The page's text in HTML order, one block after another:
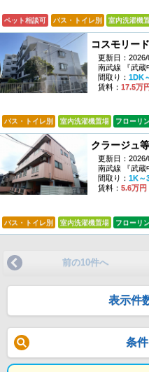
ペット相談可 バス・トイレ別 室内洗濯機
コスモリー
更新日：2026/
南武線 『武蔵
間取り： 1DK
賃料： 17.5万円
バス・トイレ別 室内洗濯機置場 フローリ
クラージュ
更新日：2026/
南武線 『武蔵
間取り： 1K～
賃料： 5.6万円
バス・トイレ別 室内洗濯機置場 フローリ
前の10件へ
表示件
条